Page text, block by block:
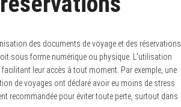
des documents de voyage et des réservations,
sous forme numérique ou physique. L’utilisation
leur accès à tout moment. Par exemple, une
de voyages ont déclaré avoir eu moins de stress
recommandée pour éviter toute perte, surtout dans